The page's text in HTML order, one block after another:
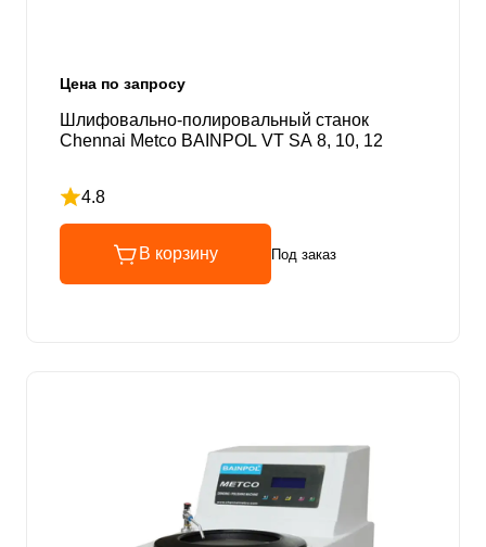
Цена по запросу
Шлифовально-полировальный станок
Chennai Metco BAINPOL VT SA 8, 10, 12
4.8
Рейтинг 4.8 из 5
В корзину Под заказ